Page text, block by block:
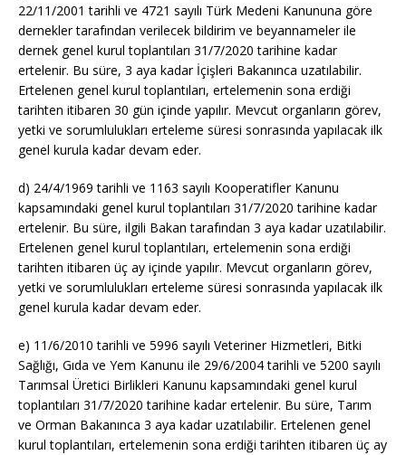
22/11/2001 tarihli ve 4721 sayılı Türk Medeni Kanununa göre
dernekler tarafından verilecek bildirim ve beyannameler ile
dernek genel kurul toplantıları 31/7/2020 tarihine kadar
ertelenir. Bu süre, 3 aya kadar İçişleri Bakanınca uzatılabilir.
Ertelenen genel kurul toplantıları, ertelemenin sona erdiği
tarihten itibaren 30 gün içinde yapılır. Mevcut organların görev,
yetki ve sorumlulukları erteleme süresi sonrasında yapılacak ilk
genel kurula kadar devam eder.
d) 24/4/1969 tarihli ve 1163 sayılı Kooperatifler Kanunu
kapsamındaki genel kurul toplantıları 31/7/2020 tarihine kadar
ertelenir. Bu süre, ilgili Bakan tarafından 3 aya kadar uzatılabilir.
Ertelenen genel kurul toplantıları, ertelemenin sona erdiği
tarihten itibaren üç ay içinde yapılır. Mevcut organların görev,
yetki ve sorumlulukları erteleme süresi sonrasında yapılacak ilk
genel kurula kadar devam eder.
e) 11/6/2010 tarihli ve 5996 sayılı Veteriner Hizmetleri, Bitki
Sağlığı, Gıda ve Yem Kanunu ile 29/6/2004 tarihli ve 5200 sayılı
Tarımsal Üretici Birlikleri Kanunu kapsamındaki genel kurul
toplantıları 31/7/2020 tarihine kadar ertelenir. Bu süre, Tarım
ve Orman Bakanınca 3 aya kadar uzatılabilir. Ertelenen genel
kurul toplantıları, ertelemenin sona erdiği tarihten itibaren üç ay